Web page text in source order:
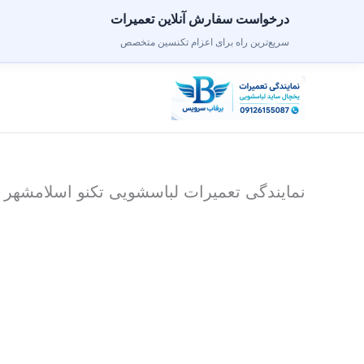
نمایندگی تعمیرات لباسشویی تکنو
درخواست سفارش آنلاین تعمیرات
سریع‌ترین راه برای اعزام تکنسین متخصص